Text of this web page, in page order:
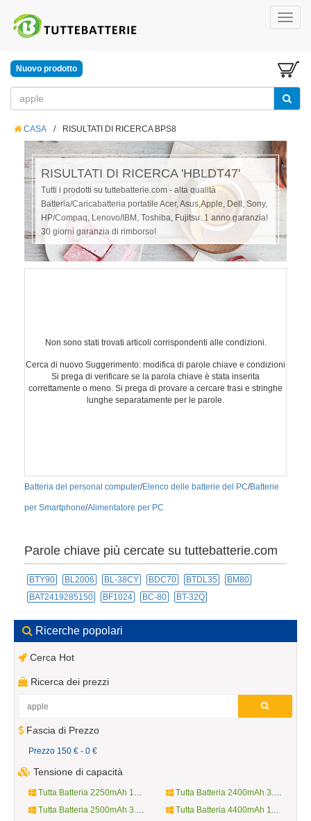
Nuovo prodotto
CASA / RISULTATI DI RICERCA BPS8
RISULTATI DI RICERCA 'HBLDT47'
Tutti i prodotti su tuttebatterie.com - alta qualità
Batteria/Caricabatteria portatile Acer, Asus,Apple, Dell, Sony,
HP/Compaq, Lenovo/IBM, Toshiba, Fujitsu. 1 anno garanzia!
30 giorni garanzia di rimborso!
Non sono stati trovati articoli corrispondenti alle condizioni.
Cerca di nuovo Suggerimento: modifica di parole chiave e condizioni
Si prega di verificare se la parola chiave è stata inserita
correttamente o meno. Si prega di provare a cercare frasi e stringhe
lunghe separatamente per le parole.
Batteria del personal computer/Elenco delle batterie del PC/Batterie
per Smartphone/Alimentatore per PC
Parole chiave più cercate su tuttebatterie.com
BTY90 BL2006 BL-38CY BDC70 BTDL35
BM80
BAT2419285150
BF1024 BC-80 BT-32Q
Ricerche popolari
Cerca Hot
Ricerca dei prezzi
Fascia di Prezzo
Prezzo 150 € - 0 €
Tensione di capacità
Tutta Batteria 2250mAh 10.8V
Tutta Batteria 2400mAh 3.7V
Tutta Batteria 2500mAh 3.8V
Tutta Batteria 4400mAh 11.1V